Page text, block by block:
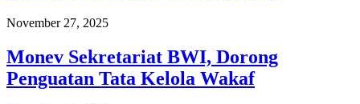
November 27, 2025
Monev Sekretariat BWI, Dorong
Penguatan Tata Kelola Wakaf